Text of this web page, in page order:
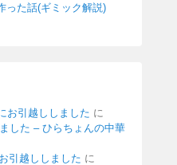
った話(ギミック解説)
お引越ししました に
した – ひらちょんの中華
引越ししました に